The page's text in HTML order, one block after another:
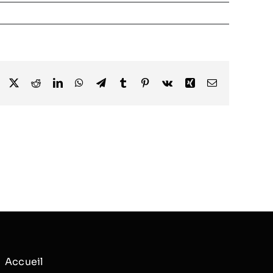
Facebook
X RedditLinkedInWhatsApp
TelegramTumblr Pinterest
Vk Xing Email
Accueil